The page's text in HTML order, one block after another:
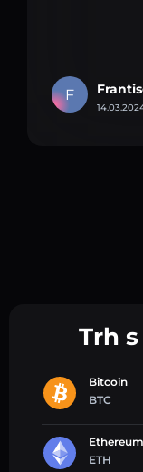
F
Trh
Bitcoin
BTC
Ethereum
ETH